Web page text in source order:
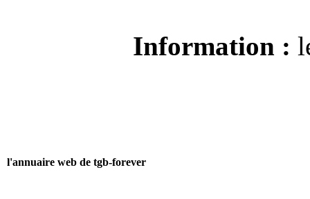
Information :
l'annuaire web de tgb-forever